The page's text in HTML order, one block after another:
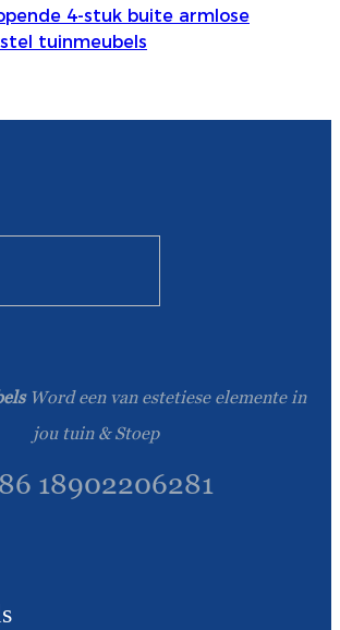
4-stuk buite armlose
tuinmeubels
Word een van estetiese elemente in
jou tuin & Stoep
18902206281